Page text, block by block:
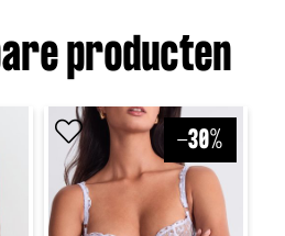
producten